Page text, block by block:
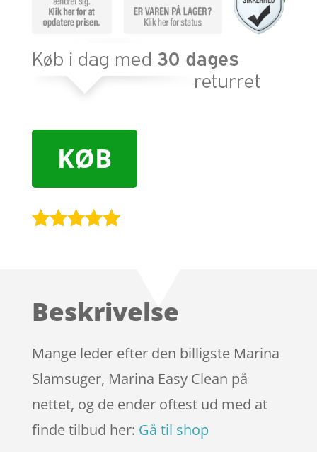
KØB
kundebedøm
Beskrivelse
Mange leder efter den billigste Marina
Slamsuger, Marina Easy Clean på
nettet, og de ender oftest ud med at
finde tilbud her: Gå til shop